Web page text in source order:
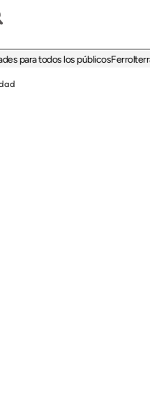
todos los públicosFerrolterra